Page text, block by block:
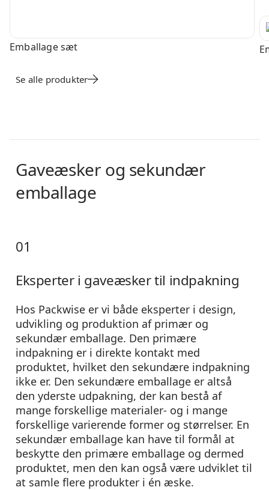
Emballage sæt
Se alle produkter
Gaveæsker og sekundær
emballage
01
Eksperter i gaveæsker til indpakning
Hos Packwise er vi både eksperter i design,
udvikling og produktion af primær og
sekundær emballage. Den primære
indpakning er i direkte kontakt med
produktet, hvilket den sekundære indpakning
ikke er. Den sekundære emballage er altså
den yderste udpakning, der kan bestå af
mange forskellige materialer- og i mange
forskellige varierende former og størrelser. En
sekundær emballage kan have til formål at
beskytte den primære emballage og dermed
produktet, men den kan også være udviklet til
at samle flere produkter i én æske.